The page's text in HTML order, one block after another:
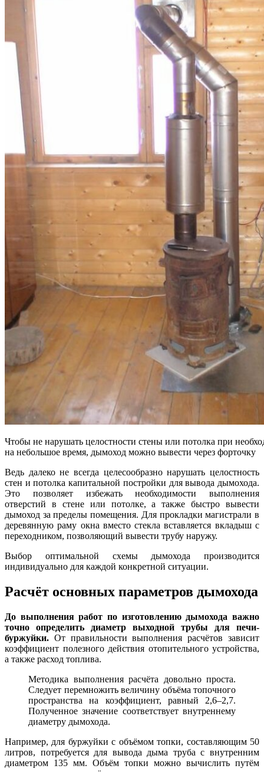
Чтобы не нарушать целостности стены или потолка при
на небольшое время, дымоход можно вывести через форточку
Ведь далеко не всегда целесообразно нарушать целостность
стен и потолка капитальной постройки для вывода дымохода.
Это позволяет избежать необходимости выполнения
отверстий в стене или потолке, а также быстро вывести
дымоход за пределы помещения. Для прокладки магистрали в
деревянную раму окна вместо стекла вставляется вкладыш с
переходником, позволяющий вывести трубу наружу.
Выбор оптимальной схемы дымохода производится
индивидуально для каждой конкретной ситуации.
Расчёт основных параметров дымохода
До выполнения работ по изготовлению дымохода важно
точно определить диаметр выходной трубы для печи-
буржуйки. От правильности выполнения расчётов зависит
коэффициент полезного действия отопительного устройства,
а также расход топлива.
Методика выполнения расчёта довольно проста.
Следует перемножить величину объёма топочного
пространства на коэффициент, равный 2,6–2,7.
Полученное значение соответствует внутреннему
диаметру дымохода.
Например, для буржуйки с объёмом топки, составляющим 50
литров, потребуется для вывода дыма труба с внутренним
диаметром 135 мм. Объём топки можно вычислить путём